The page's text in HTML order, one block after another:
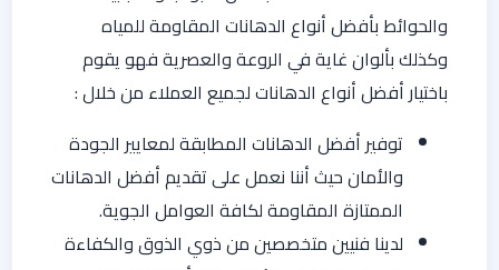
والحوائط بأفضل أنواع الدهانات المقاومة للمياه
وكذلك بألوان غاية في الروعة والعصرية فهو يقوم
باختيار أفضل أنواع الدهانات لجميع العملاء من خلال :
توفير أفضل الدهانات المطابقة لمعايير الجودة
والأمان حيث أننا نعمل على تقديم أفضل الدهانات
الممتازة المقاومة لكافة العوامل الجوية.
لدينا فنيين متخصصين من ذوي الذوق والكفاءة